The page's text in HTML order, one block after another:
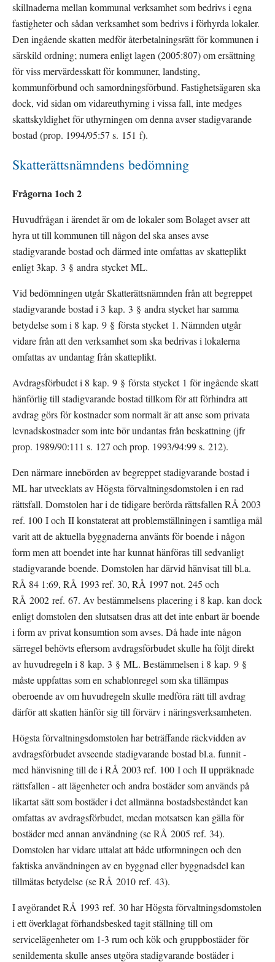
skillnaderna mellan kommunal verksamhet som bedrivs i egna
fastigheter och sådan verksamhet som bedrivs i förhyrda lokaler.
Den ingående skatten medför återbetalningsrätt för kommunen i
särskild ordning; numera enligt lagen (2005:807) om ersättning
för viss mervärdesskatt för kommuner, landsting,
kommunförbund och samordningsförbund. Fastighetsägaren ska
dock, vid sidan om vidareuthyrning i vissa fall, inte medges
skattskyldighet för uthyrningen om denna avser stadigvarande
bostad (prop. 1994/95:57 s. 151 f).
Skatterättsnämndens bedömning
Frågorna 1och 2
Huvudfrågan i ärendet är om de lokaler som Bolaget avser att
hyra ut till kommunen till någon del ska anses avse
stadigvarande bostad och därmed inte omfattas av skatteplikt
enligt 3kap. 3 § andra stycket ML.
Vid bedömningen utgår Skatterättsnämnden från att begreppet
stadigvarande bostad i 3 kap. 3 § andra stycket har samma
betydelse som i 8 kap. 9 § första stycket 1. Nämnden utgår
vidare från att den verksamhet som ska bedrivas i lokalerna
omfattas av undantag från skatteplikt.
Avdragsförbudet i 8 kap. 9 § första stycket 1 för ingående skatt
hänförlig till stadigvarande bostad tillkom för att förhindra att
avdrag görs för kostnader som normalt är att anse som privata
levnadskostnader som inte bör undantas från beskattning (jfr
prop. 1989/90:111 s. 127 och prop. 1993/94:99 s. 212).
Den närmare innebörden av begreppet stadigvarande bostad i
ML har utvecklats av Högsta förvaltningsdomstolen i en rad
rättsfall. Domstolen har i de tidigare berörda rättsfallen RÅ 2003
ref. 100 I och II konstaterat att problemställningen i samtliga mål
varit att de aktuella byggnaderna använts för boende i någon
form men att boendet inte har kunnat hänföras till sedvanligt
stadigvarande boende. Domstolen har därvid hänvisat till bl.a.
RÅ 84 1:69, RÅ 1993 ref. 30, RÅ 1997 not. 245 och
RÅ 2002 ref. 67. Av bestämmelsens placering i 8 kap. kan dock
enligt domstolen den slutsatsen dras att det inte enbart är boende
i form av privat konsumtion som avses. Då hade inte någon
särregel behövts eftersom avdragsförbudet skulle ha följt direkt
av huvudregeln i 8 kap. 3 § ML. Bestämmelsen i 8 kap. 9 §
måste uppfattas som en schablonregel som ska tillämpas
oberoende av om huvudregeln skulle medföra rätt till avdrag
därför att skatten hänför sig till förvärv i näringsverksamheten.
Högsta förvaltningsdomstolen har beträffande räckvidden av
avdragsförbudet avseende stadigvarande bostad bl.a. funnit -
med hänvisning till de i RÅ 2003 ref. 100 I och II uppräknade
rättsfallen - att lägenheter och andra bostäder som används på
likartat sätt som bostäder i det allmänna bostadsbeståndet kan
omfattas av avdragsförbudet, medan motsatsen kan gälla för
bostäder med annan användning (se RÅ 2005 ref. 34).
Domstolen har vidare uttalat att både utformningen och den
faktiska användningen av en byggnad eller byggnadsdel kan
tillmätas betydelse (se RÅ 2010 ref. 43).
I avgörandet RÅ 1993 ref. 30 har Högsta förvaltningsdomstolen
i ett överklagat förhandsbesked tagit ställning till om
servicelägenheter om 1-3 rum och kök och gruppbostäder för
senildementa skulle anses utgöra stadigvarande bostäder i